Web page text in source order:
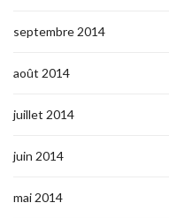
septembre 2014
août 2014
juillet 2014
juin 2014
mai 2014